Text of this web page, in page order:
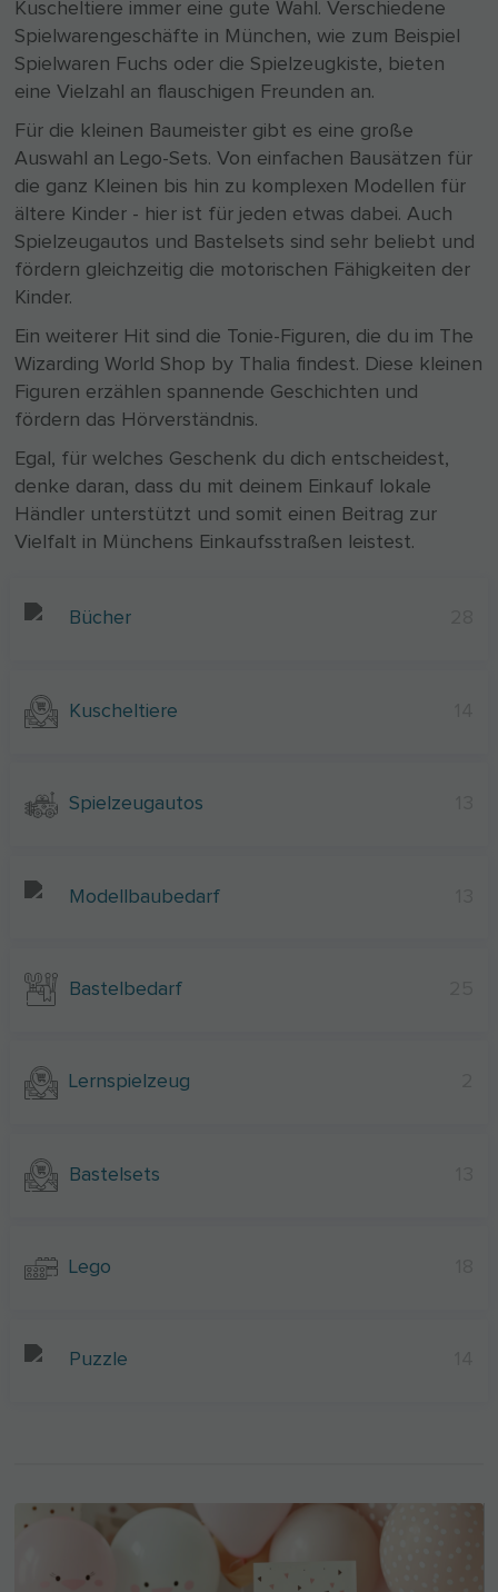
Kuscheltiere immer eine gute Wahl. Verschiedene
Spielwarengeschäfte in München, wie zum Beispiel
Spielwaren Fuchs oder die Spielzeugkiste, bieten
eine Vielzahl an flauschigen Freunden an.
Für die kleinen Baumeister gibt es eine große
Auswahl an Lego-Sets. Von einfachen Bausätzen für
die ganz Kleinen bis hin zu komplexen Modellen für
ältere Kinder - hier ist für jeden etwas dabei. Auch
Spielzeugautos und Bastelsets sind sehr beliebt und
fördern gleichzeitig die motorischen Fähigkeiten der
Kinder.
Ein weiterer Hit sind die Tonie-Figuren, die du im The
Wizarding World Shop by Thalia findest. Diese kleinen
Figuren erzählen spannende Geschichten und
fördern das Hörverständnis.
Egal, für welches Geschenk du dich entscheidest,
denke daran, dass du mit deinem Einkauf lokale
Händler unterstützt und somit einen Beitrag zur
Vielfalt in Münchens Einkaufsstraßen leistest.
Bücher
Kuscheltiere
Spielzeugautos
Modellbaubedarf
Bastelbedarf
Lernspielzeug
Bastelsets
Lego
Puzzle